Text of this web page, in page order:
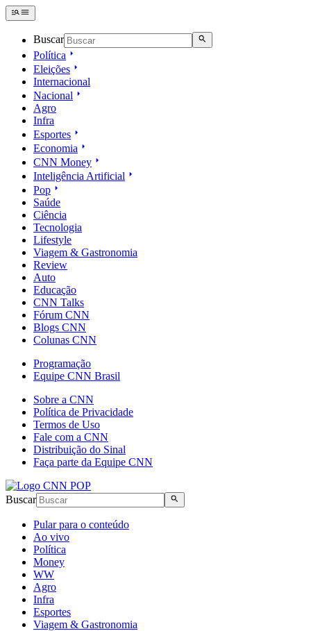
Buscar
Política
Eleições
Internacional
Nacional
Agro
Infra
Esportes
Economia
CNN Money
Inteligência Artificial
Pop
Saúde
Ciência
Tecnologia
Lifestyle
Viagem & Gastronomia
Review
Auto
Educação
CNN Talks
Fórum CNN
Blogs CNN
Colunas CNN
Programação
Equipe CNN Brasil
Sobre a CNN
Política de Privacidade
Termos de Uso
Fale com a CNN
Distribuição do Sinal
Faça parte da Equipe CNN
Buscar
Pular para o conteúdo
Ao vivo
Política
Money
WW
Agro
Infra
Esportes
Viagem & Gastronomia